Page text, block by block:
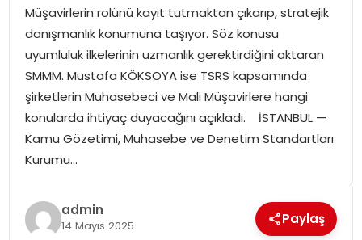
MAGAZIN
Müşavirlerin rolünü kayıt tutmaktan çıkarıp, stratejik
danışmanlık konumuna taşıyor. Söz konusu
uyumluluk ilkelerinin uzmanlık gerektirdiğini aktaran
SMMM. Mustafa KÖKSOYA ise TSRS kapsamında
şirketlerin Muhasebeci ve Mali Müşavirlere hangi
konularda ihtiyaç duyacağını açıkladı. İSTANBUL —
Kamu Gözetimi, Muhasebe ve Denetim Standartları
Kurumu…
admin
14 Mayıs 2025 Paylaş